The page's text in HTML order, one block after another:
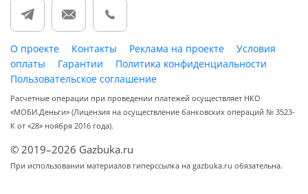
О проекте Контакты Реклама на проекте
Условия
оплаты
Гарантии
Политика конфиденциальности
Пользовательское соглашение
Расчетные операции при проведении платежей осуществляет НКО
«МОБИ.Деньги» (Лицензия на осуществление банковских операций № 3523-
К от «28» ноября 2016 года).
© 2019–2026 Gazbuka.ru
При использовании материалов гиперссылка на gazbuka.ru обязательна.